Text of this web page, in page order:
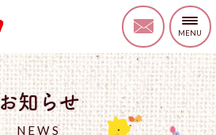
お知らせ
NEWS